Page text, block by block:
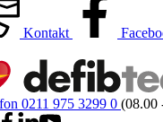
Kontakt
0211 975 3299 0 (08.00